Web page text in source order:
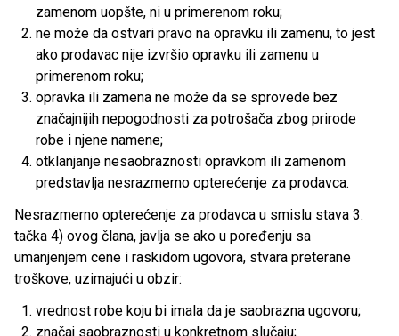
zamenom uopšte, ni u primerenom roku;
ne može da ostvari pravo na opravku ili zamenu, to jest
ako prodavac nije izvršio opravku ili zamenu u
primerenom roku;
opravka ili zamena ne može da se sprovede bez
značajnijih nepogodnosti za potrošača zbog prirode
robe i njene namene;
otklanjanje nesaobraznosti opravkom ili zamenom
predstavlja nesrazmerno opterećenje za prodavca.
Nesrazmerno opterećenje za prodavca u smislu stava 3.
tačka 4) ovog člana, javlja se ako u poređenju sa
umanjenjem cene i raskidom ugovora, stvara preterane
troškove, uzimajući u obzir:
vrednost robe koju bi imala da je saobrazna ugovoru;
značaj saobraznosti u konkretnom slučaju;